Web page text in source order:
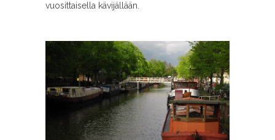
vuosittaisella kävijällään.